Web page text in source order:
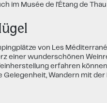
im Musée de l'Étang de
von Les
einer wunderschönen
erfahren
Gelegenheit, Wandern mit